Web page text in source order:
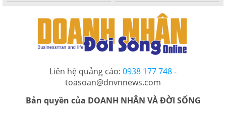
Liên hệ quảng cáo: 0938 177 748-
toasoan@dnvnnews.com
Bản quyền của DOANH NHÂN VÀ ĐỜI SỐNG